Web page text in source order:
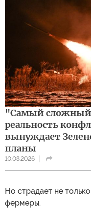
"Самый сложный
реальность
вынуждает
планы
10.08.2026
Но страдает не
фермеры.